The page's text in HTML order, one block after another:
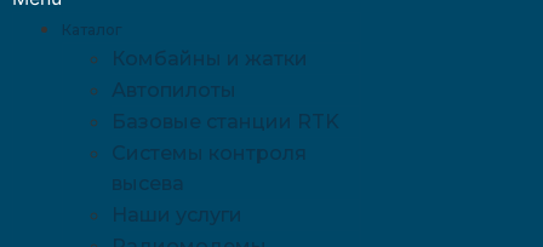
Каталог
Комбайны и жатки
Автопилоты
Базовые станции RTK
Системы контроля
высева
Наши услуги